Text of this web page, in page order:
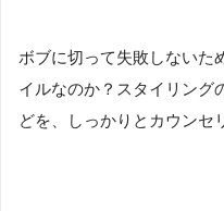
ボブに切って失敗しないた
イルなのか？スタイリング
どを、しっかりとカウンセ